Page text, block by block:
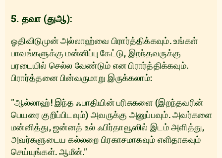
5. தவா (துஆ):
ஓதிவிடுமுன் அல்லாஹ்வை பிரார்த்திக்கவும். உங்கள்
பாவங்களுக்கு மன்னிப்பு கேட்டு, இறந்தவருக்கு
பரடையில் செல்ல வேண்டும் என பிரார்த்திக்கவும்.
பிரார்த்தனை பின்வருமாறு இருக்கலாம்:
"ஆல்லாஹ்! இந்த ஃபாதியின் பரிசுகளை (இறந்தவரின்
பெயரை குறிப்பிடவும்) அவருக்கு அனுப்பவும். அவர்களை
மன்னித்து, ஜன்னத் உல் ஃபிர்தாவூஸில் இடம் அளித்து,
அவர்களுடைய கல்லறை பிரகாசமாகவும் எளிதாகவும்
செய்யுங்கள். ஆமீன்."